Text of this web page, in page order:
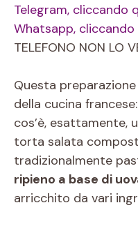
Telegram, cliccando
Whatsapp, cliccando
TELEFONO NON LO
Questa
della cucina
cos’è, esattamente,
torta salata
tradizionalmente
ripieno a base di
arricchito da vari